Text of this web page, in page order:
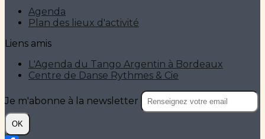
Agenda
Plan des lieux d'activité
Liens amis
L'Agenda du Tango Argentin à Bordeaux
Centre de Danse Rythmes & Cie
Je m'abonne à la newsletter
OK